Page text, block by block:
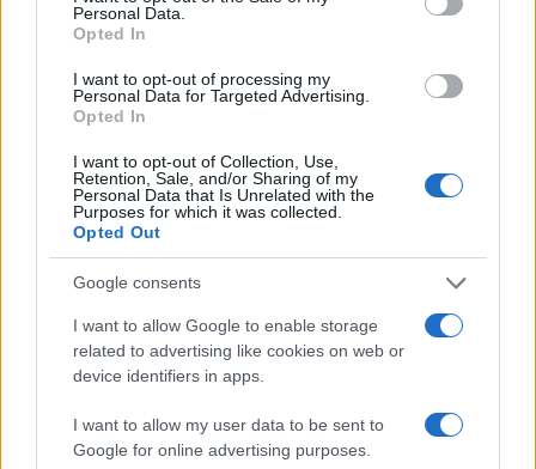
Personal Data.
Opted In
I want to opt-out of processing my
Personal Data for Targeted Advertising.
Opted In
I want to opt-out of Collection, Use,
Retention, Sale, and/or Sharing of my
Personal Data that Is Unrelated with the
Purposes for which it was collected.
Opted Out
Google consents
I want to allow Google to enable storage
related to advertising like cookies on web or
device identifiers in apps.
I want to allow my user data to be sent to
Google for online advertising purposes.
Continua a leggere